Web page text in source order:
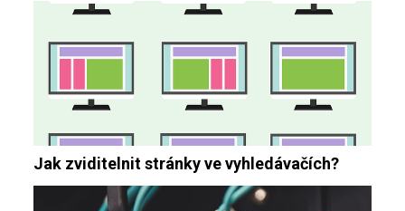
Jak zviditelnit stránky ve vyhledávačích?